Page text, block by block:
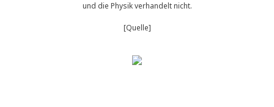
und die Physik verhandelt nicht.
[Quelle]